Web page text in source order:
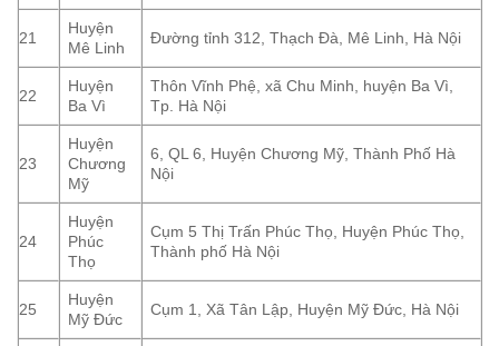
21
Huyện
Mê Linh
Đường tỉnh 312, Thạch Đà, Mê Linh, Hà Nội
22
Huyện
Ba Vì
Thôn Vĩnh Phệ, xã Chu Minh, huyện Ba Vì,
Tp. Hà Nội
23
Huyện
Chương
Mỹ
6, QL 6, Huyện Chương Mỹ, Thành Phố Hà
Nội
24
Huyện
Phúc
Thọ
Cụm 5 Thị Trấn Phúc Thọ, Huyện Phúc Thọ,
Thành phố Hà Nội
25
Huyện
Mỹ Đức
Cụm 1, Xã Tân Lập, Huyện Mỹ Đức, Hà Nội